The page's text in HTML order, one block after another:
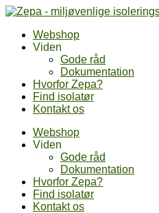
Skip
contentWebshop
Viden
Gode råd
Dokumentation
Hvorfor Zepa?
Find isolatør
Kontakt os
Webshop
Viden
Gode råd
Dokumentation
Hvorfor Zepa?
Find isolatør
Kontakt os